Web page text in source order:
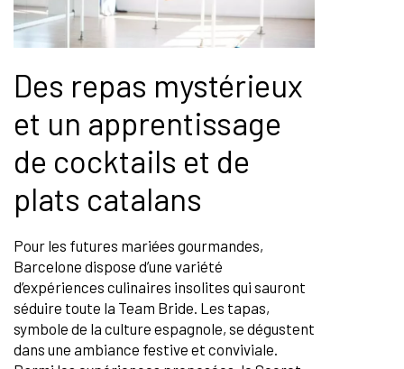
Des repas mystérieux
et un apprentissage
de cocktails et de
plats catalans
Pour les futures mariées gourmandes,
Barcelone dispose d’une variété
d’expériences culinaires insolites qui sauront
séduire toute la Team Bride. Les tapas,
symbole de la culture espagnole, se dégustent
dans une ambiance festive et conviviale.